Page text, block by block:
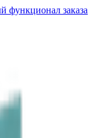
функционал заказа